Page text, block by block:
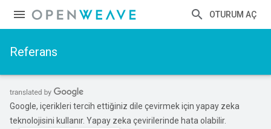
OTURUM AÇ
Referans
Google, içerikleri tercih ettiğiniz dile çevirmek için yapay zeka
teknolojisini kullanır. Yapay zeka çevirilerinde hata olabilir.